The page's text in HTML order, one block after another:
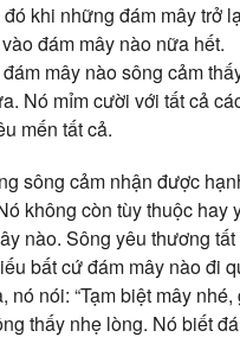
khi những đám mây trở
đám mây nào nữa hết.
mây nào sông cảm
Nó mỉm cười với tất cả
mến tất cả.
sông cảm nhận được
không còn tùy thuộc hay
nào. Sông yêu thương
bất cứ đám mây nào đi
nó nói: “Tạm biệt mây
thấy nhẹ lòng. Nó biết